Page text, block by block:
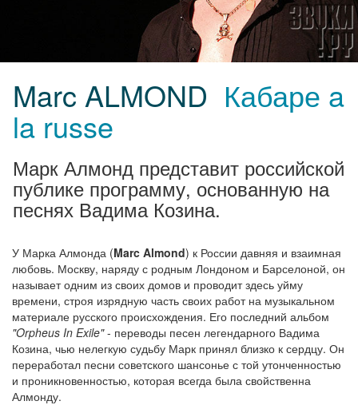
Marc ALMOND Кабаре a
la russe
Марк Алмонд представит российской
публике программу, основанную на
песнях Вадима Козина.
У Марка Алмонда (Marc Almond) к России давняя и взаимная
любовь. Москву, наряду с родным Лондоном и Барселоной, он
называет одним из своих домов и проводит здесь уйму
времени, строя изрядную часть своих работ на музыкальном
материале русского происхождения. Его последний альбом
"Orpheus In Exile"- переводы песен легендарного Вадима
Козина, чью нелегкую судьбу Марк принял близко к сердцу. Он
переработал песни советского шансонье с той утонченностью
и проникновенностью, которая всегда была свойственна
Алмонду.